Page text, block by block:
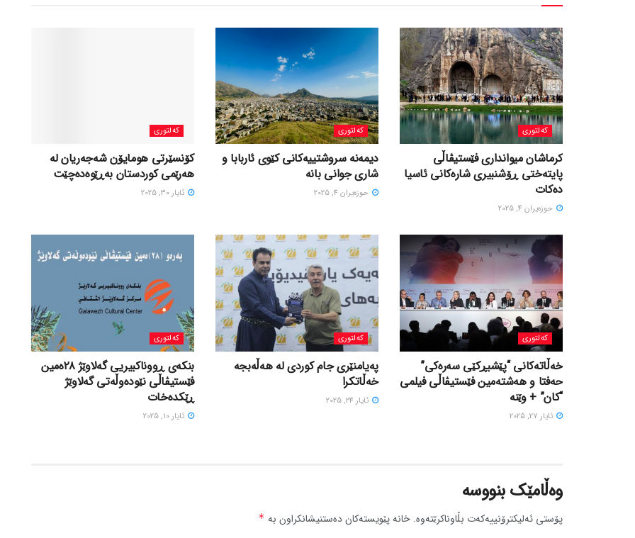
کەلتوری
کرماشان میوانداری فێستیڤاڵی
پایتەختی ڕۆشنبیری شارەکانی ئاسیا
دەکات
حوزه‌یران 4, 2025
کەلتوری
‎دیمەنە سروشتییەكانی كێوی ئاربابا و
شاری جوانی بانە
حوزه‌یران 4, 2025
کەلتوری
کۆنسێرتی هومایۆن شەجەریان لە
هەرێمی کوردستان بەڕێوەدەچێت
ئایار 30, 2025
کەلتوری
خه‌ڵاته‌کانی “پێشبڕکێی سه‌ره‌کی”
حه‌فتا و هه‌شته‌مین فێستیڤاڵی فیلمی
“کان” + وێنە
ئایار 27, 2025
کەلتوری
پەیامنێری جام کوردی لە ھەڵەبجە
خەڵاتکرا
ئایار 24, 2025
کەلتوری
بنکەی ڕووناکبیریی گەلاوێژ ٢٨ەمین
فێستیڤاڵی نێودەوڵەتی گەلاوێژ
ڕێکدەخات
ئایار 10, 2025
وەڵامێک بنووسە
پۆستی ئەلیکترۆنییەکەت بڵاوناکرێتەوە. خانە پێویستەکان دەستنیشانکراون بە *